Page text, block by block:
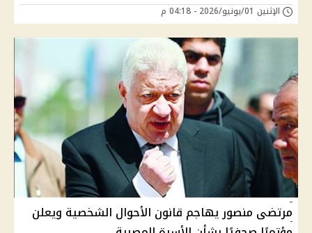
الإثنين 01/يونيو/2026 - 04:18 م
مرتضى منصور يهاجم قانون الأحوال الشخصية ويعلن